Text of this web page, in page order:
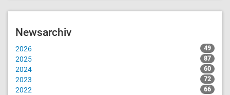
Newsarchiv
2026 49
2025 87
2024 60
2023 72
2022 66